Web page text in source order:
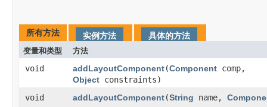
所有方法 实例方法 具体的方法
变量和类型 方法
void addLayoutComponent​(Component comp,
Object constraints)
void
addLayoutComponent​(String name,